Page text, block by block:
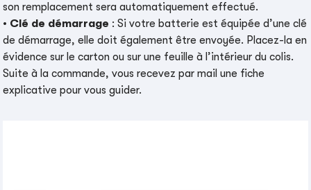
son remplacement sera automatiquement effectué.
• Clé de démarrage : Si votre batterie est équipée d’une clé
de démarrage, elle doit également être envoyée. Placez-la en
évidence sur le carton ou sur une feuille à l’intérieur du colis.
Suite à la commande, vous recevez par mail une fiche
explicative pour vous guider.